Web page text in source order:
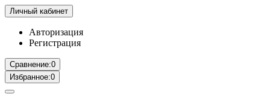
Личный кабинет
Авторизация
Регистрация
Сравнение:0
Избранное:0